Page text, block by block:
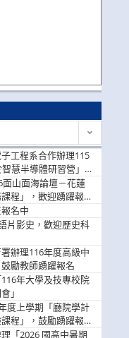
工程系合作辦理115
慧半導體研習營」，
山面海論壇－花蓮
程」，歡迎踴躍報名
名中
片影史，歡迎歷史科
辦理116年度高級中
勵教師踴躍報名
年大學及技專校院
」
度上學期「廳院學計
程」，鼓勵踴躍報名
「2026 國高中暑期